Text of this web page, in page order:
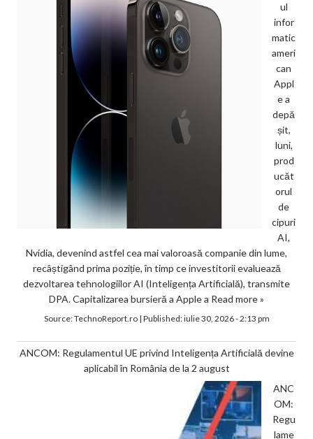
ul
infor
matic
ameri
can
Appl
e a
depă
șit,
luni,
prod
ucăt
orul
de
cipuri
AI,
Nvidia, devenind astfel cea mai valoroasă companie din lume,
recâștigând prima poziție, în timp ce investitorii evaluează
dezvoltarea tehnologiilor AI (Inteligența Artificială), transmite
DPA. Capitalizarea bursieră a Apple a Read more »
Source:TechnoReport.ro| Published:iulie 30, 2026 - 2:13 pm
ANCOM: Regulamentul UE privind Inteligența Artificială devine
aplicabil în România de la 2 august
ANC
OM:
Regu
lame